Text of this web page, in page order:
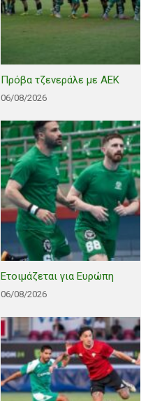
Πρόβα τζενεράλε με ΑΕΚ
06/08/2026
Ετοιμάζεται για Ευρώπη
06/08/2026